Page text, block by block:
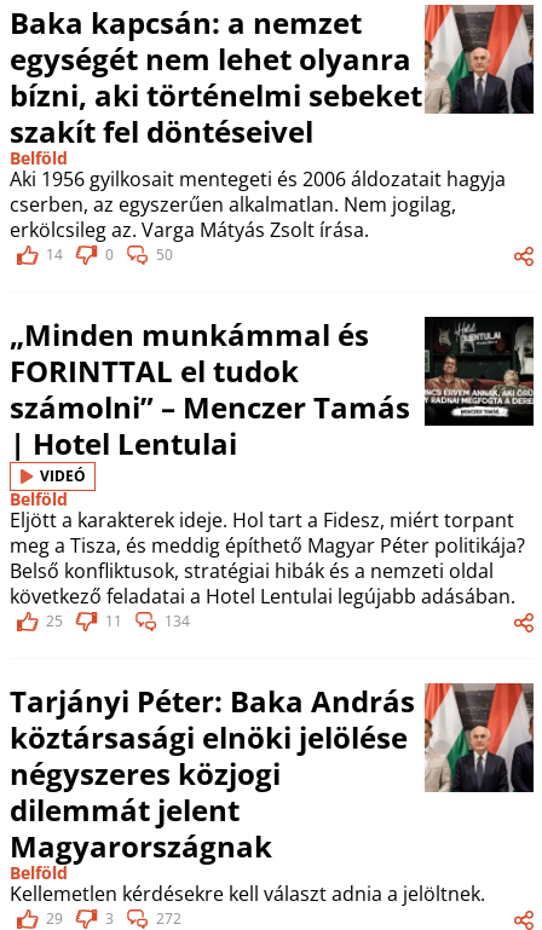
Baka kapcsán: a nemzet
egységét nem lehet olyanra
bízni, aki történelmi sebeket
szakít fel döntéseivel
Belföld
Aki 1956 gyilkosait mentegeti és 2006 áldozatait hagyja
cserben, az egyszerűen alkalmatlan. Nem jogilag,
erkölcsileg az. Varga Mátyás Zsolt írása.
14 0 50
„Minden munkámmal és
FORINTTAL el tudok
számolni” – Menczer Tamás
| Hotel Lentulai
VIDEÓ
Belföld
Eljött a karakterek ideje. Hol tart a Fidesz, miért torpant
meg a Tisza, és meddig építhető Magyar Péter politikája?
Belső konfliktusok, stratégiai hibák és a nemzeti oldal
következő feladatai a Hotel Lentulai legújabb adásában.
25 11 134
Tarjányi Péter: Baka András
köztársasági elnöki jelölése
négyszeres közjogi
dilemmát jelent
Magyarországnak
Belföld
Kellemetlen kérdésekre kell választ adnia a jelöltnek.
29 3 272